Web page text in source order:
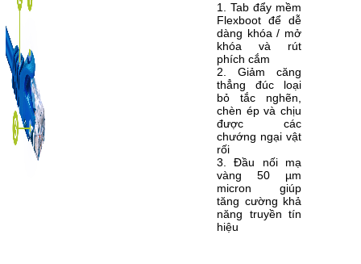
1. Tab đẩy mềm
Flexboot để dễ
dàng khóa / mở
khóa và rút
phích cắm
2. Giảm căng
thẳng đúc loại
bỏ tắc nghẽn,
chèn ép và chịu
được các
chướng ngại vật
rối
3. Đầu nối mạ
vàng 50 µm
micron giúp
tăng cường khả
năng truyền tín
hiệu